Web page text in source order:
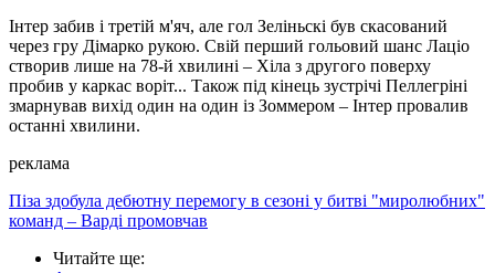
Інтер забив і третій м'яч, але гол Зеліньскі був скасований
через гру Дімарко рукою. Свій перший гольовий шанс Лаціо
створив лише на 78-й хвилині – Хіла з другого поверху
пробив у каркас воріт... Також під кінець зустрічі Пеллегріні
змарнував вихід один на один із Зоммером – Інтер провалив
останні хвилини.
реклама
Піза здобула дебютну перемогу в сезоні у битві "миролюбних"
команд – Варді промовчав
Читайте ще: